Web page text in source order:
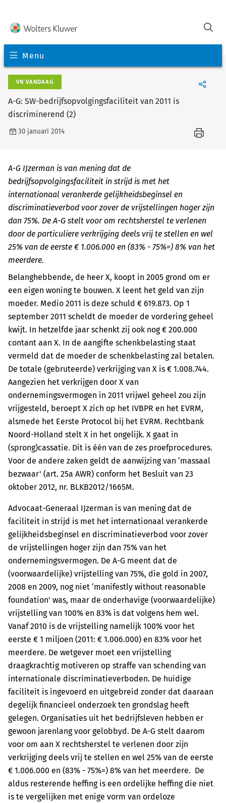
Menu
VN VANDAAG
A-G: SW-bedrijfsopvolgingsfaciliteit van 2011 is
discriminerend (2)
30 januari 2014
A-G IJzerman is van mening dat de
bedrijfsopvolgingsfaciliteit in strijd is met het
internationaal verankerde gelijkheidsbeginsel en
discriminatieverbod voor zover de vrijstellingen hoger zijn
dan 75%. De A-G stelt voor om rechtsherstel te verlenen
door de particuliere verkrijging deels vrij te stellen en wel
25% van de eerste € 1.006.000 en (83% - 75%=) 8% van het
meerdere.
Belanghebbende, de heer X, koopt in 2005 grond om er
een eigen woning te bouwen. X leent het geld van zijn
moeder. Medio 2011 is deze schuld € 619.873. Op 1
september 2011 scheldt de moeder de vordering geheel
kwijt. In hetzelfde jaar schenkt zij ook nog € 200.000
contant aan X. In de aangifte schenkbelasting staat
vermeld dat de moeder de schenkbelasting zal betalen.
De totale (gebruteerde) verkrijging van X is € 1.008.744.
Aangezien het verkrijgen door X van
ondernemingsvermogen in 2011 vrijwel geheel zou zijn
vrijgesteld, beroept X zich op het IVBPR en het EVRM,
alsmede het Eerste Protocol bij het EVRM. Rechtbank
Noord-Holland stelt X in het ongelijk. X gaat in
(sprong)cassatie. Dit is één van de zes proefprocedures.
Voor de andere zaken geldt de aanwijzing van ‘massaal
bezwaar' (art. 25a AWR) conform het Besluit van 23
oktober 2012, nr. BLKB2012/1665M.
Advocaat-Generaal IJzerman is van mening dat de
faciliteit in strijd is met het internationaal verankerde
gelijkheidsbeginsel en discriminatieverbod voor zover
de vrijstellingen hoger zijn dan 75% van het
ondernemingsvermogen. De A-G meent dat de
(voorwaardelijke) vrijstelling van 75%, die gold in 2007,
2008 en 2009, nog niet ‘manifestly without reasonable
foundation' was, maar de onderhavige (voorwaardelijke)
vrijstelling van 100% en 83% is dat volgens hem wel.
Vanaf 2010 is de vrijstelling namelijk 100% voor het
eerste € 1 miljoen (2011: € 1.006.000) en 83% voor het
meerdere. De wetgever moet een vrijstelling
draagkrachtig motiveren op straffe van schending van
internationale discriminatieverboden. De huidige
faciliteit is ingevoerd en uitgebreid zonder dat daaraan
degelijk financieel onderzoek ten grondslag heeft
gelegen. Organisaties uit het bedrijfsleven hebben er
gewoon jarenlang voor gelobbyd. De A-G stelt daarom
voor om aan X rechtsherstel te verlenen door zijn
verkrijging deels vrij te stellen en wel 25% van de eerste
€ 1.006.000 en (83% - 75%=) 8% van het meerdere. De
aldus resterende heffing is een ordelijke heffing die niet
is te vergelijken met enige vorm van ordeloze